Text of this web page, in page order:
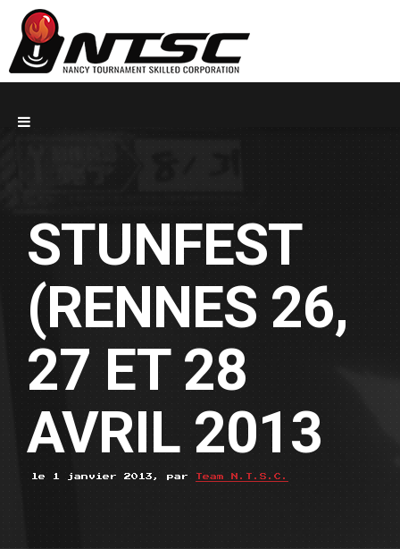
STUNFEST
(RENNES 26,
27 ET 28
AVRIL 2013
le 1 janvier 2013, par Team N.T.S.C.